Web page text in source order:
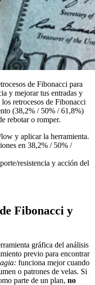
de Fibonacci para
y mejorar tus entradas y
los retrocesos de Fibonacci
(38,2% / 50% / 61,8%)
rebotar o romper.
y aplicar la herramienta.
en 38,2% / 50% /
resistencia y acción del
Fibonacci y
gráfica del análisis
previo para encontrar
funciona mejor cuando
o patrones de velas. Si
parte de un plan, no